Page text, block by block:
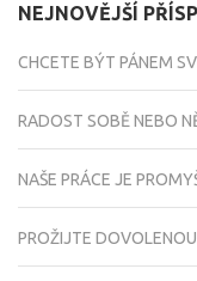
NEJNOVĚJŠÍ
CHCETE BÝT PÁNEM
RADOST SOBĚ NEBO
NAŠE PRÁCE JE
PROŽIJTE